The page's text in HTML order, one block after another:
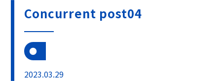
Concurrent post04
2023.03.29